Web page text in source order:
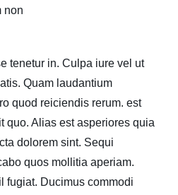
non
tenetur in. Culpa iure vel ut
Quam laudantium
quod reiciendis rerum. est
quo. Alias est asperiores quia
dolorem sint. Sequi
quos mollitia aperiam.
fugiat. Ducimus commodi